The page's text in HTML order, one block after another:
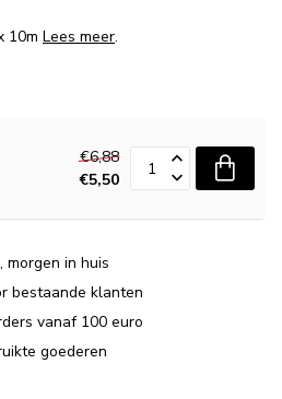
10m Lees meer.
€6,88
€5,50
, morgen in huis
bestaande klanten
vanaf 100 euro
goederen